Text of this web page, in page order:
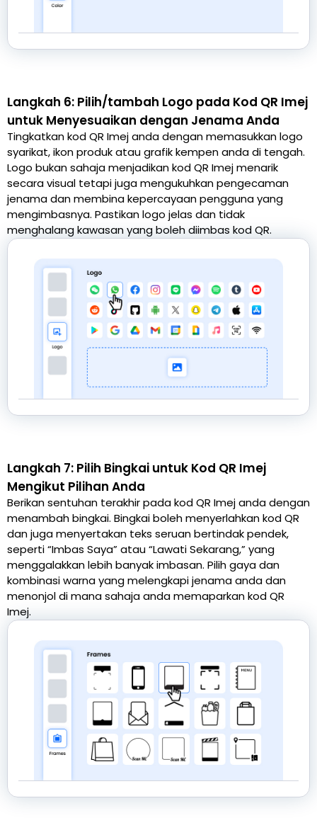
Langkah 6: Pilih/tambah Logo pada Kod QR Imej
untuk Menyesuaikan dengan Jenama Anda
Tingkatkan kod QR Imej anda dengan memasukkan logo
syarikat, ikon produk atau grafik kempen anda di tengah.
Logo bukan sahaja menjadikan kod QR Imej menarik
secara visual tetapi juga mengukuhkan pengecaman
jenama dan membina kepercayaan pengguna yang
mengimbasnya. Pastikan logo jelas dan tidak
menghalang kawasan yang boleh diimbas kod QR.
Langkah 7: Pilih Bingkai untuk Kod QR Imej
Mengikut Pilihan Anda
Berikan sentuhan terakhir pada kod QR Imej anda dengan
menambah bingkai. Bingkai boleh menyerlahkan kod QR
dan juga menyertakan teks seruan bertindak pendek,
seperti “Imbas Saya” atau “Lawati Sekarang,” yang
menggalakkan lebih banyak imbasan. Pilih gaya dan
kombinasi warna yang melengkapi jenama anda dan
menonjol di mana sahaja anda memaparkan kod QR
Imej.